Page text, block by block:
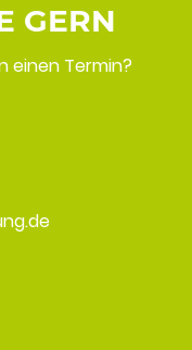
GERN
einen Termin?